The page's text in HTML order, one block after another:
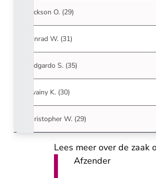
Erickson O. (29)
Konrad W. (31)
Ludgardo S. (35)
Divainy K. (30)
Christopher W. (29)
Lees meer over de zaak
Afzender